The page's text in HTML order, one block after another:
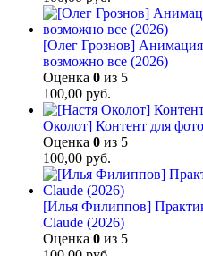
[Олег Грознов]
возможно все (2026)
Оценка 0 из 5
100,00 руб.
Околот] Контент для
Оценка 0 из 5
100,00 руб.
[Илья Филиппов]
Claude (2026)
Оценка 0 из 5